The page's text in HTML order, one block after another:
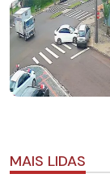
MAIS LIDAS